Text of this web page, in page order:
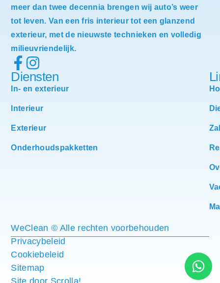
meer dan twee decennia brengen wij auto’s weer
tot leven. Van een fris interieur tot een glanzend
exterieur, met de nieuwste technieken en volledig
milieuvriendelijk.
Diensten
In- en exterieur
Interieur
Exterieur
Onderhoudspakketten
WeClean © Alle rechten voorbehouden
Privacybeleid
Cookiebeleid
Sitemap
Site door Scrolla!